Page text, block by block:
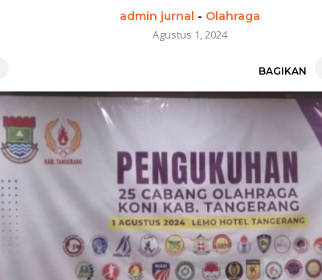
admin jurnal - Olahraga
Agustus 1, 2024
BAGIKAN